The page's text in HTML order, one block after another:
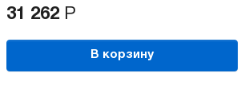
31 262 Р
В корзину